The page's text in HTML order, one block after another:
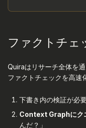
ファクトチェ
Quiraはリサーチ全体を
ファクトチェックを高速
下書き内の検証が必
Context Graphにク
んだ？」